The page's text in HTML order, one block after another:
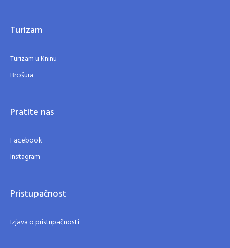
Turizam
Turizam u Kninu
Brošura
Pratite nas
Facebook
Instagram
Pristupačnost
Izjava o pristupačnosti